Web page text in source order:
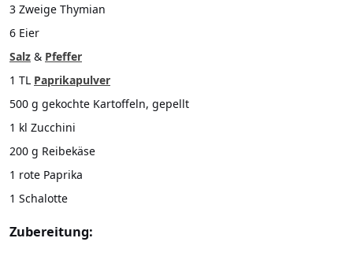
3 Zweige Thymian
6 Eier
Salz & Pfeffer
1 TL Paprikapulver
500 g gekochte Kartoffeln, gepellt
1 kl Zucchini
200 g Reibekäse
1 rote Paprika
1 Schalotte
Zubereitung: